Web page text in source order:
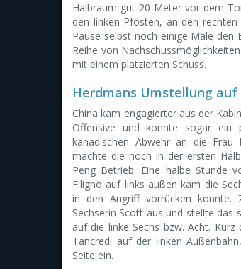
Halbraum gut 20 Meter vor dem
den linken Pfosten, an den
Pause selbst noch einige Male
Reihe von
mit einem platzierten Schuss.
Herdmans Umstellung
China kam engagierter aus der
Offensive und konnte sogar
kanadischen Abwehr an die Frau
machte die noch in der ersten
Peng Betrieb. Eine halbe Stunde
Filigno auf links außen kam die
in den Angriff vorrücken konnte.
Sechserin Scott aus und stellte das
auf die linke Sechs bzw. Acht.
Tancredi auf der linken
Seite ein.